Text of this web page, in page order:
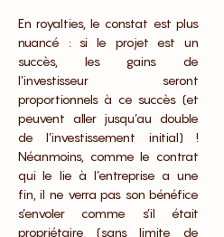
En royalties, le constat est plus
nuancé : si le projet est un
succès, les gains de
l’investisseur seront
proportionnels à ce succès (et
peuvent aller jusqu’au double
de l’investissement initial) !
Néanmoins, comme le contrat
qui le lie à l’entreprise a une
fin, il ne verra pas son bénéfice
s’envoler comme s’il était
propriétaire (sans limite de